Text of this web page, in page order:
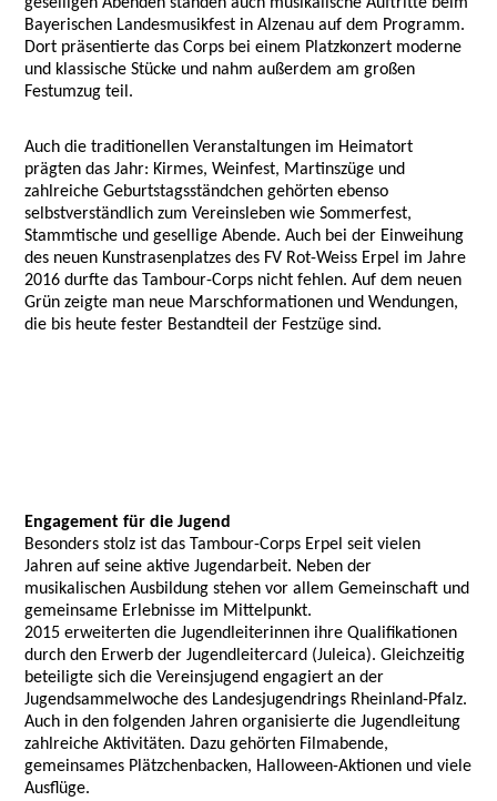
Bayerischen Landesmusikfest in Alzenau auf dem Programm.
Dort präsentierte das Corps bei einem Platzkonzert moderne
und klassische Stücke und nahm außerdem am großen
Festumzug teil.
Auch die traditionellen Veranstaltungen im Heimatort
prägten das Jahr: Kirmes, Weinfest, Martinszüge und
zahlreiche Geburtstagsständchen gehörten ebenso
selbstverständlich zum Vereinsleben wie Sommerfest,
Stammtische und gesellige Abende. Auch bei der Einweihung
des neuen Kunstrasenplatzes des FV Rot-Weiss Erpel im Jahre
2016 durfte das Tambour-Corps nicht fehlen. Auf dem neuen
Grün zeigte man neue Marschformationen und Wendungen,
die bis heute fester Bestandteil der Festzüge sind.
Engagement für die Jugend
Besonders stolz ist das Tambour-Corps Erpel seit vielen
Jahren auf seine aktive Jugendarbeit. Neben der
musikalischen Ausbildung stehen vor allem Gemeinschaft und
gemeinsame Erlebnisse im Mittelpunkt.
2015 erweiterten die Jugendleiterinnen ihre Qualifikationen
durch den Erwerb der Jugendleitercard (Juleica). Gleichzeitig
beteiligte sich die Vereinsjugend engagiert an der
Jugendsammelwoche des Landesjugendrings Rheinland-Pfalz.
Auch in den folgenden Jahren organisierte die Jugendleitung
zahlreiche Aktivitäten. Dazu gehörten Filmabende,
gemeinsames Plätzchenbacken, Halloween-Aktionen und viele
Ausflüge.